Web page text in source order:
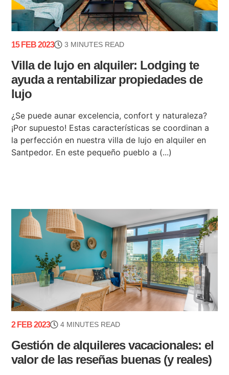
15 FEB 2023 3 MINUTES READ
Villa de lujo en alquiler: Lodging te
ayuda a rentabilizar propiedades de
lujo
¿Se puede aunar excelencia, confort y naturaleza?
¡Por supuesto! Estas características se coordinan a
la perfección en nuestra villa de lujo en alquiler en
Santpedor. En este pequeño pueblo a (...)
2 FEB 2023 4 MINUTES READ
Gestión de alquileres vacacionales: el
valor de las reseñas buenas (y reales)